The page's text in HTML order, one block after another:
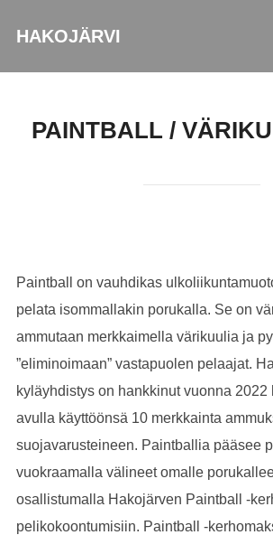
HAKOJÄRVI
PAINTBALL /
Paintball on vauhdikas
pelata isommallakin porukalla. Se on
ammutaan merkkaimella värikuulia ja
”eliminoimaan” vastapuolen pelaajat.
kyläyhdistys on hankkinut vuonna 2022
avulla käyttöönsä 10 merkkainta
suojavarusteineen. Paintballia pääsee
vuokraamalla välineet omalle
osallistumalla Hakojärven Paintball -
pelikokoontumisiin. Paintball -